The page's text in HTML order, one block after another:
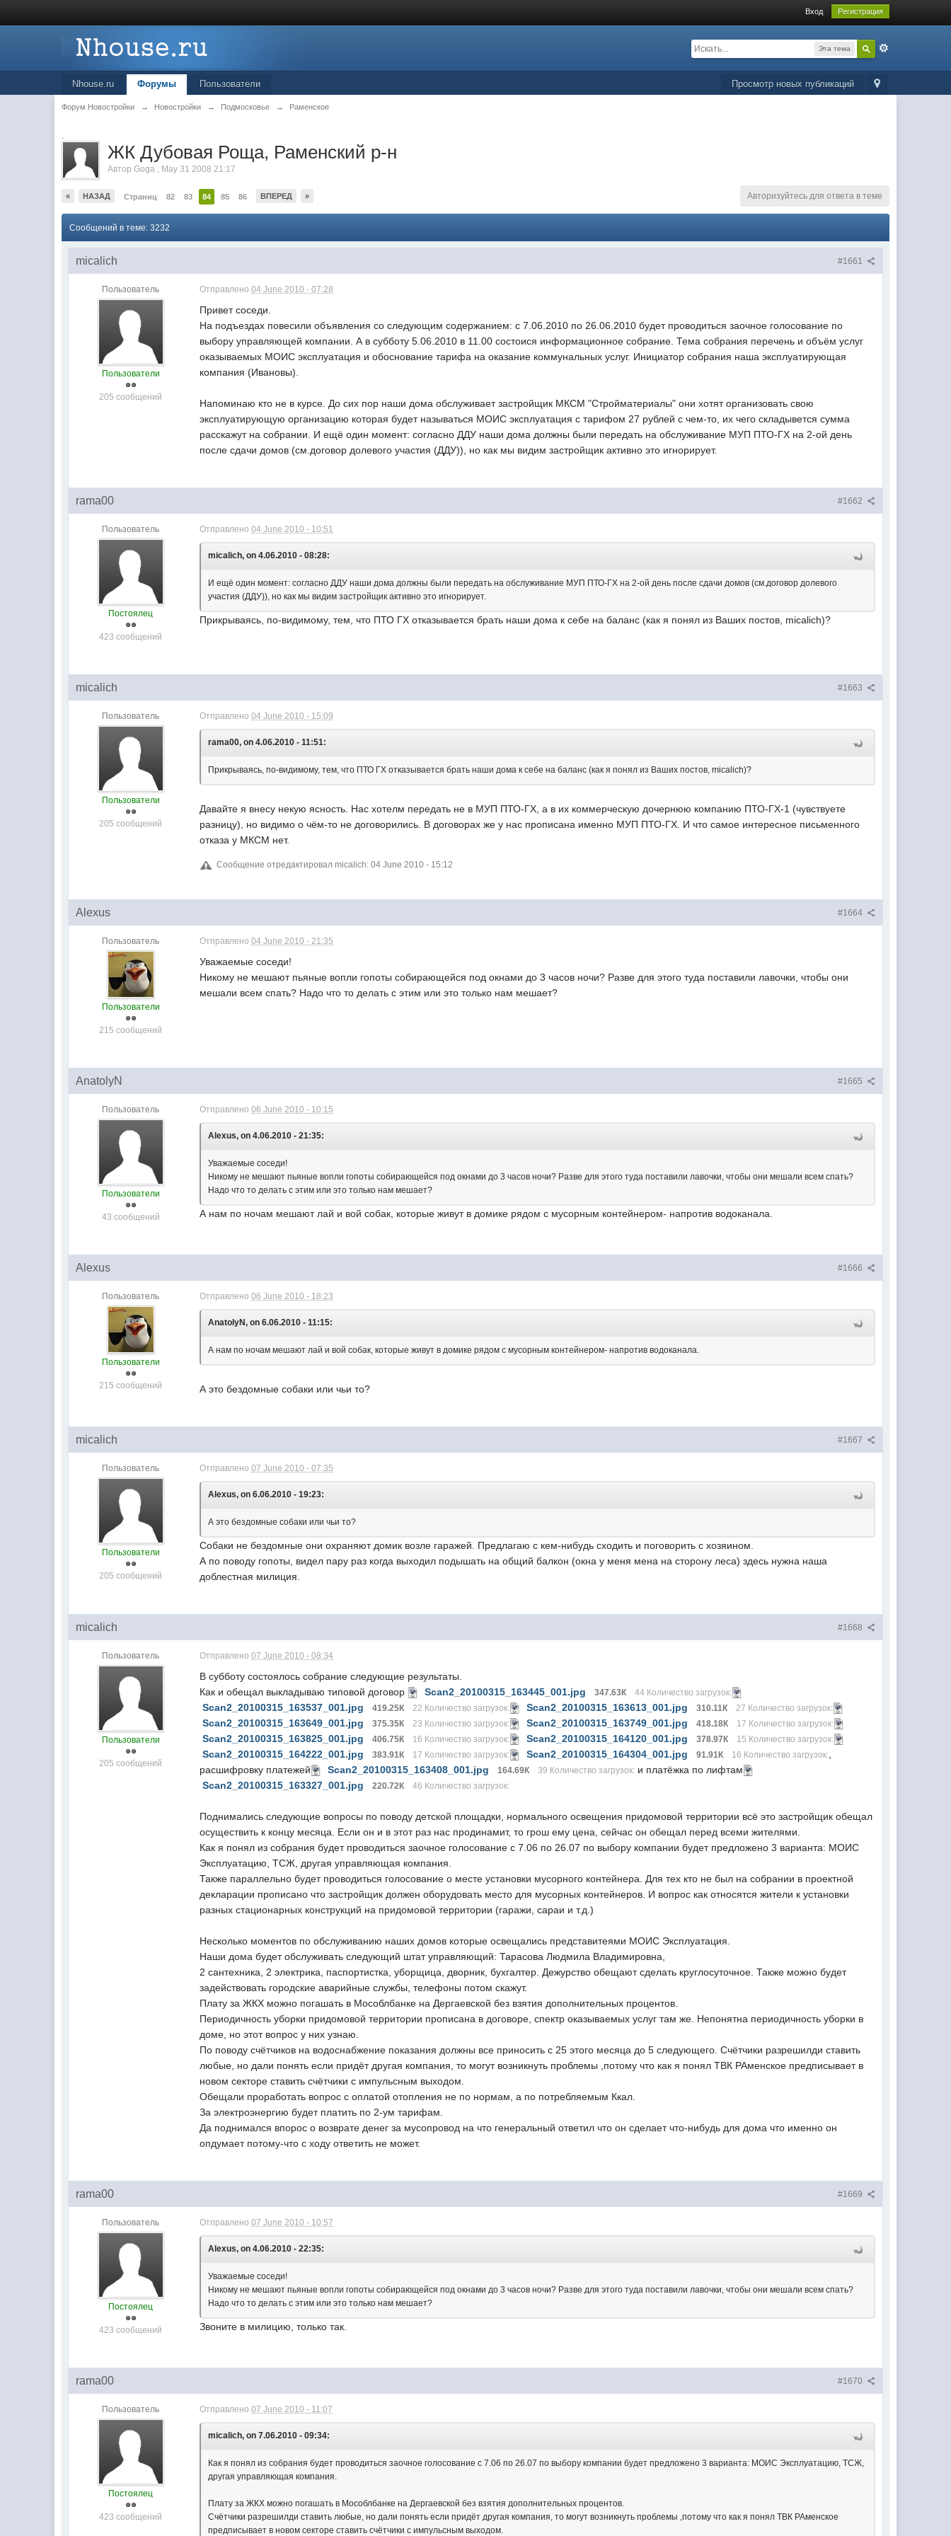
Вход Регистрация
Эта тема
Просмотр новых публикаций
Nhouse.ru Форумы Пользователи
Форум Новостройки → Новостройки → Подмосковье → Раменское
.
ЖК Дубовая Роща, Раменский р-н
АвторGoga , May 31 2008 21:17
« НАЗАД Страниц 82 83 84 85 86 ВПЕРЕД » Авторизуйтесь для ответа в теме
Сообщений в теме: 3232
#1661
micalich
Пользователь
Пользователи
205 сообщений
Отправлено04 June 2010 - 07:28
Привет соседи.
На подъездах повесили объявления со следующим содержанием: с 7.06.2010 по 26.06.2010 будет проводиться заочное голосование по
выбору управляющей компании. А в субботу 5.06.2010 в 11.00 состоися информационное собрание. Тема собрания перечень и объём услуг
оказываемых МОИС эксплуатация и обоснование тарифа на оказание коммунальных услуг. Инициатор собрания наша эксплуатирующая
компания (Ивановы).
Напоминаю кто не в курсе. До сих пор наши дома обслуживает застройщик МКСМ "Стройматериалы" они хотят организовать свою
эксплуатирующую организацию которая будет называться МОИС эксплуатация с тарифом 27 рублей с чем-то, их чего складывется сумма
расскажут на собрании. И ещё один момент: согласно ДДУ наши дома должны были передать на обслуживание МУП ПТО-ГХ на 2-ой день
после сдачи домов (см.договор долевого участия (ДДУ)), но как мы видим застройщик активно это игнорирует.
#1662
rama00
Пользователь
Постоялец
423 сообщений
Отправлено04 June 2010 - 10:51
micalich, on 4.06.2010 - 08:28:
И ещё один момент: согласно ДДУ наши дома должны были передать на обслуживание МУП ПТО-ГХ на 2-ой день после сдачи домов (см.договор долевого
участия (ДДУ)), но как мы видим застройщик активно это игнорирует.
Прикрываясь, по-видимому, тем, что ПТО ГХ отказывается брать наши дома к себе на баланс (как я понял из Ваших постов, micalich)?
#1663
micalich
Пользователь
Пользователи
205 сообщений
Отправлено04 June 2010 - 15:09
rama00, on 4.06.2010 - 11:51:
Прикрываясь, по-видимому, тем, что ПТО ГХ отказывается брать наши дома к себе на баланс (как я понял из Ваших постов, micalich)?
Давайте я внесу некую ясность. Нас хотелм передать не в МУП ПТО-ГХ, а в их коммерческую дочернюю компанию ПТО-ГХ-1 (чувствуете
разницу), но видимо о чём-то не договорились. В договорах же у нас прописана именно МУП ПТО-ГХ. И что самое интересное письменного
отказа у МКСМ нет.
Сообщение отредактировал micalich: 04 June 2010 - 15:12
#1664
Alexus
Пользователь
Пользователи
215 сообщений
Отправлено04 June 2010 - 21:35
Уважаемые соседи!
Никому не мешают пьяные вопли гопоты собирающейся под окнами до 3 часов ночи? Разве для этого туда поставили лавочки, чтобы они
мешали всем спать? Надо что то делать с этим или это только нам мешает?
#1665
AnatolyN
Пользователь
Пользователи
43 сообщений
Отправлено06 June 2010 - 10:15
Alexus, on 4.06.2010 - 21:35:
Уважаемые соседи!
Никому не мешают пьяные вопли гопоты собирающейся под окнами до 3 часов ночи? Разве для этого туда поставили лавочки, чтобы они мешали всем спать?
Надо что то делать с этим или это только нам мешает?
А нам по ночам мешают лай и вой собак, которые живут в домике рядом с мусорным контейнером- напротив водоканала.
#1666
Alexus
Пользователь
Пользователи
215 сообщений
Отправлено06 June 2010 - 18:23
AnatolyN, on 6.06.2010 - 11:15:
А нам по ночам мешают лай и вой собак, которые живут в домике рядом с мусорным контейнером- напротив водоканала.
А это бездомные собаки или чьи то?
#1667
micalich
Пользователь
Пользователи
205 сообщений
Отправлено07 June 2010 - 07:35
Alexus, on 6.06.2010 - 19:23:
А это бездомные собаки или чьи то?
Собаки не бездомные они охраняют домик возле гаражей. Предлагаю с кем-нибудь сходить и поговорить с хозяином.
А по поводу гопоты, видел пару раз когда выходил подышать на общий балкон (окна у меня мена на сторону леса) здесь нужна наша
доблестная милиция.
#1668
micalich
Пользователь
Пользователи
205 сообщений
Отправлено07 June 2010 - 08:34
В субботу состоялось собрание следующие результаты.
Как и обещал выкладываю типовой договор
Scan2_20100315_163445_001.jpg 347.63К 44 Количество загрузок:
Scan2_20100315_163537_001.jpg 419.25К 22 Количество загрузок: Scan2_20100315_163613_001.jpg 310.11К 27 Количество загрузок:
Scan2_20100315_163649_001.jpg 375.35К 23 Количество загрузок: Scan2_20100315_163749_001.jpg 418.18К 17 Количество загрузок:
Scan2_20100315_163825_001.jpg 406.75К 16 Количество загрузок: Scan2_20100315_164120_001.jpg 378.97К 15 Количество загрузок:
Scan2_20100315_164222_001.jpg 383.91К 17 Количество загрузок: Scan2_20100315_164304_001.jpg 91.91К 16 Количество загрузок:
расшифровку платежей
Scan2_20100315_163408_001.jpg 164.69К 39 Количество загрузок: и платёжка по лифтам
Scan2_20100315_163327_001.jpg
220.72К 46 Количество загрузок:
Поднимались следующие вопросы по поводу детской площадки, нормального освещения придомовой территории всё это застройщик обещал
осуществить к концу месяца. Если он и в этот раз нас продинамит, то грош ему цена, сейчас он обещал перед всеми жителями.
Как я понял из собрания будет проводиться заочное голосование с 7.06 по 26.07 по выбору компании будет предложено 3 варианта: МОИС
Эксплуатацию, ТСЖ, другая управляющая компания.
Также параллельно будет проводиться голосование о месте установки мусорного контейнера. Для тех кто не был на собрании в проектной
декларации прописано что застройщик должен оборудовать место для мусорных контейнеров. И вопрос как относятся жители к установки
разных стационарных конструкций на придомовой территории (гаражи, сараи и т.д.)
Несколько моментов по обслуживанию наших домов которые освещались представитеями МОИС Эксплуатация.
Наши дома будет обслуживать следующий штат управляющий: Тарасова Людмила Владимировна,
2 сантехника, 2 электрика, паспортистка, уборщица, дворник, бухгалтер. Дежурство обещают сделать круглосуточное. Также можно будет
задействовать городские аварийные службы, телефоны потом скажут.
Плату за ЖКХ можно погашать в Мособлбанке на Дергаевской без взятия дополнительных процентов.
Периодичность уборки придомовой территории прописана в договоре, спектр оказываемых услуг там же. Непонятна периодичность уборки в
доме, но этот вопрос у них узнаю.
По поводу счётчиков на водоснабжение показания должны все приносить с 25 этого месяца до 5 следующего. Счётчики разрешилди ставить
любые, но дали понять если придёт другая компания, то могут возникнуть проблемы ,потому что как я понял ТВК РАменское предписывает в
новом секторе ставить счётчики с импульсным выходом.
Обещали проработать вопрос с оплатой отопления не по нормам, а по потребляемым Ккал.
За электроэнергию будет платить по 2-ум тарифам.
Да поднимался впорос о возврате денег за мусопровод на что генеральный ответил что он сделает что-нибудь для дома что именно он
опдумает потому-что с ходу ответить не может.
#1669
rama00
Пользователь
Постоялец
423 сообщений
Отправлено07 June 2010 - 10:57
Alexus, on 4.06.2010 - 22:35:
Уважаемые соседи!
Никому не мешают пьяные вопли гопоты собирающейся под окнами до 3 часов ночи? Разве для этого туда поставили лавочки, чтобы они мешали всем спать?
Надо что то делать с этим или это только нам мешает?
Звоните в милицию, только так.
#1670
rama00
Пользователь
Постоялец
423 сообщений
Отправлено07 June 2010 - 11:07
micalich, on 7.06.2010 - 09:34:
Как я понял из собрания будет проводиться заочное голосование с 7.06 по 26.07 по выбору компании будет предложено 3 варианта: МОИС Эксплуатацию, ТСЖ,
другая управляющая компания.
Плату за ЖКХ можно погашать в Мособлбанке на Дергаевской без взятия дополнительных процентов.
Счётчики разрешилди ставить любые, но дали понять если придёт другая компания, то могут возникнуть проблемы ,потому что как я понял ТВК РАменское
предписывает в новом секторе ставить счётчики с импульсным выходом.